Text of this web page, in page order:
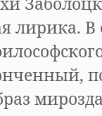
лирика.